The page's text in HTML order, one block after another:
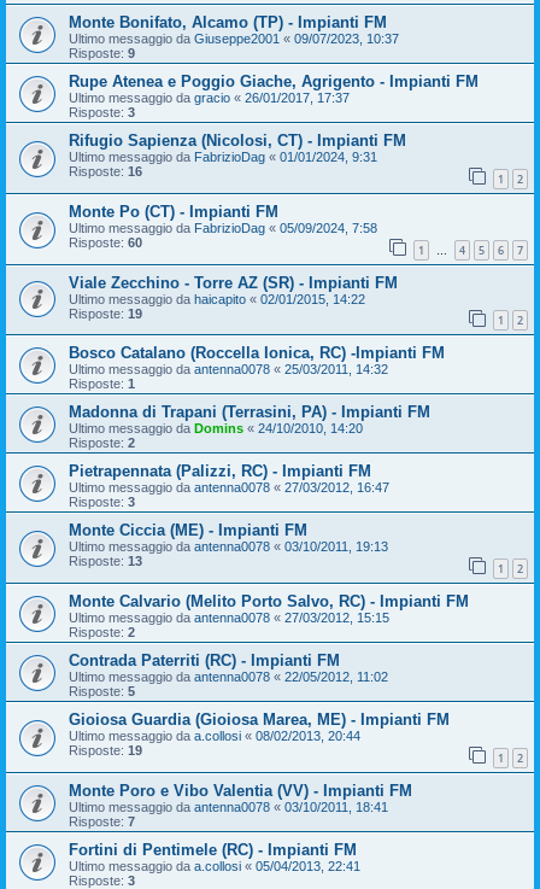
Monte Bonifato, Alcamo (TP) - Impianti FM
Ultimo messaggio da Giuseppe2001 « 09/07/2023, 10:37
Risposte: 9
Rupe Atenea e Poggio Giache, Agrigento - Impianti FM
Ultimo messaggio da gracio « 26/01/2017, 17:37
Risposte: 3
Rifugio Sapienza (Nicolosi, CT) - Impianti FM
Ultimo messaggio da FabrizioDag « 01/01/2024, 9:31
Risposte: 16 1 2
Monte Po (CT) - Impianti FM
Ultimo messaggio da FabrizioDag « 05/09/2024, 7:58
Risposte: 60 1 … 4 5 6 7
Viale Zecchino - Torre AZ (SR) - Impianti FM
Ultimo messaggio da haicapito « 02/01/2015, 14:22
Risposte: 19 1 2
Bosco Catalano (Roccella Ionica, RC) -Impianti FM
Ultimo messaggio da antenna0078 « 25/03/2011, 14:32
Risposte: 1
Madonna di Trapani (Terrasini, PA) - Impianti FM
Ultimo messaggio da Domins « 24/10/2010, 14:20
Risposte: 2
Pietrapennata (Palizzi, RC) - Impianti FM
Ultimo messaggio da antenna0078 « 27/03/2012, 16:47
Risposte: 3
Monte Ciccia (ME) - Impianti FM
Ultimo messaggio da antenna0078 « 03/10/2011, 19:13
Risposte: 13 1 2
Monte Calvario (Melito Porto Salvo, RC) - Impianti FM
Ultimo messaggio da antenna0078 « 27/03/2012, 15:15
Risposte: 2
Contrada Paterriti (RC) - Impianti FM
Ultimo messaggio da antenna0078 « 22/05/2012, 11:02
Risposte: 5
Gioiosa Guardia (Gioiosa Marea, ME) - Impianti FM
Ultimo messaggio da a.collosi « 08/02/2013, 20:44
Risposte: 19 1 2
Monte Poro e Vibo Valentia (VV) - Impianti FM
Ultimo messaggio da antenna0078 « 03/10/2011, 18:41
Risposte: 7
Fortini di Pentimele (RC) - Impianti FM
Ultimo messaggio da a.collosi « 05/04/2013, 22:41
Risposte: 3